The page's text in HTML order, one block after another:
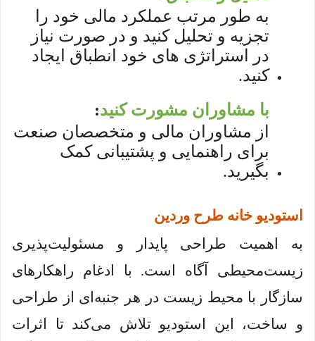
به طور مرتب عملکرد مالی خود را
تجزیه و تحلیل کنید و در صورت نیاز
در استراتژی های خود انطباق ایجاد
کنید.
با مشاوران مشورت کنید:
از مشاوران مالی و متخصصان صنعت
برای راهنمایی و پشتیبانی کمک
بگیرید.
استودیو خانه طرح وردین
به اهمیت طراحی پایدار و مسئولیت‌پذیری
زیست‌محیطی آگاه است. با ادغام راهکارهای
سازگار با محیط زیست در هر جنبه‌ای از طراحی
و ساخت، این استودیو تلاش می‌کند تا اثرات